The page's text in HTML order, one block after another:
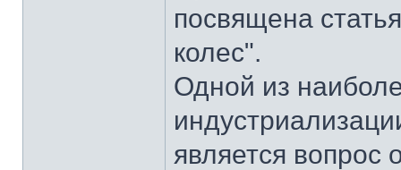
посвящена
колес".
Одной из
является вопрос